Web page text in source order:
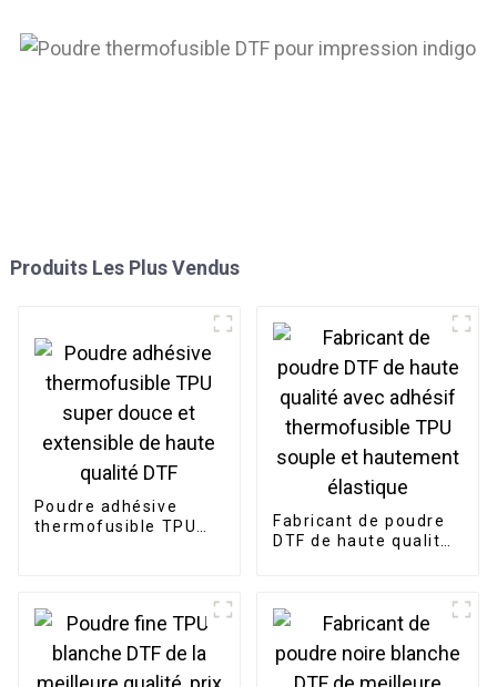
Produits Les Plus Vendus
Poudre adhésive
thermofusible TPU
Fabricant de poudre
DTF de haute qualité
élastique